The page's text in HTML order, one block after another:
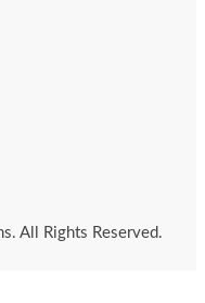
All Rights Reserved.